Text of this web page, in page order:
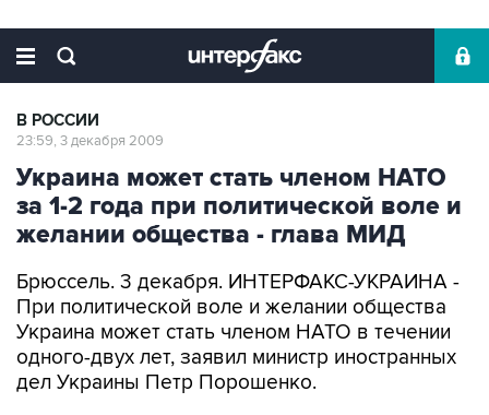
В РОССИИ
23:59, 3 декабря 2009
Украина может стать членом НАТО
за 1-2 года при политической воле и
желании общества - глава МИД
Брюссель. 3 декабря. ИНТЕРФАКС-УКРАИНА -
При политической воле и желании общества
Украина может стать членом НАТО в течении
одного-двух лет, заявил министр иностранных
дел Украины Петр Порошенко.